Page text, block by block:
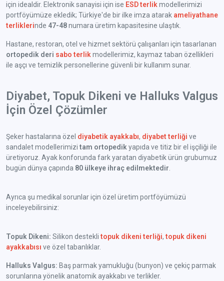
için idealdir. Elektronik sanayisi için ise ESD terlik modellerimizi
portföyümüze ekledik; Türkiye'de bir ilke imza atarak ameliyathane
terliklerinde 47-48numara üretim kapasitesine ulaştık.
Hastane, restoran, otel ve hizmet sektörü çalışanları için tasarlanan
ortopedik deri sabo terlik modellerimiz, kaymaz taban özellikleri
ile aşçı ve temizlik personellerine güvenli bir kullanım sunar.
Diyabet, Topuk Dikeni ve Halluks Valgus
İçin Özel Çözümler
Şeker hastalarına özel diyabetik ayakkabı, diyabet terliği ve
sandalet modellerimizi tam ortopedik yapıda ve titiz bir el işçiliği ile
üretiyoruz. Ayak konforunda fark yaratan diyabetik ürün grubumuz
bugün dünya çapında 80 ülkeye ihraç edilmektedir
Ayrıca şu medikal sorunlar için özel üretim portföyümüzü
inceleyebilirsiniz:
Topuk Dikeni: Silikon desteklitopuk dikeni terliği,topuk dikeni
ayakkabısı ve özel tabanlıklar.
Halluks Valgus: Baş parmak yamukluğu (bunyon) ve çekiç parmak
sorunlarına yönelik anatomik ayakkabı ve terlikler.